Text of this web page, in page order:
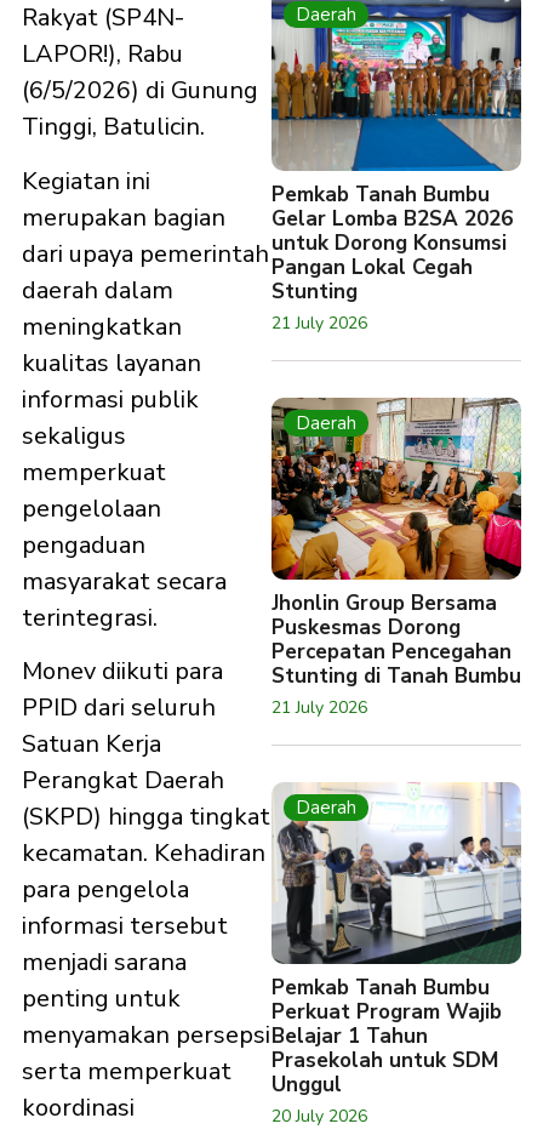
Rakyat (SP4N-
LAPOR!), Rabu
(6/5/2026) di Gunung
Tinggi, Batulicin.
Kegiatan ini
merupakan bagian
dari upaya pemerintah
daerah dalam
meningkatkan
kualitas layanan
informasi publik
sekaligus
memperkuat
pengelolaan
pengaduan
masyarakat secara
terintegrasi.
Monev diikuti para
PPID dari seluruh
Satuan Kerja
Perangkat Daerah
(SKPD) hingga tingkat
kecamatan. Kehadiran
para pengelola
informasi tersebut
menjadi sarana
penting untuk
menyamakan persepsi
serta memperkuat
koordinasi
Daerah
Pemkab Tanah Bumbu
Gelar Lomba B2SA 2026
untuk Dorong Konsumsi
Pangan Lokal Cegah
Stunting
21 July 2026
Daerah
Jhonlin Group Bersama
Puskesmas Dorong
Percepatan Pencegahan
Stunting di Tanah Bumbu
21 July 2026
Daerah
Pemkab Tanah Bumbu
Perkuat Program Wajib
Belajar 1 Tahun
Prasekolah untuk SDM
Unggul
20 July 2026